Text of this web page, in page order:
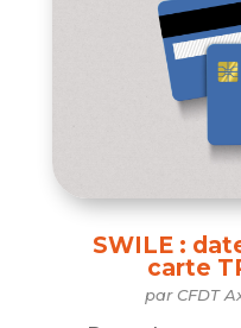
SWILE :
carte
par CFDT